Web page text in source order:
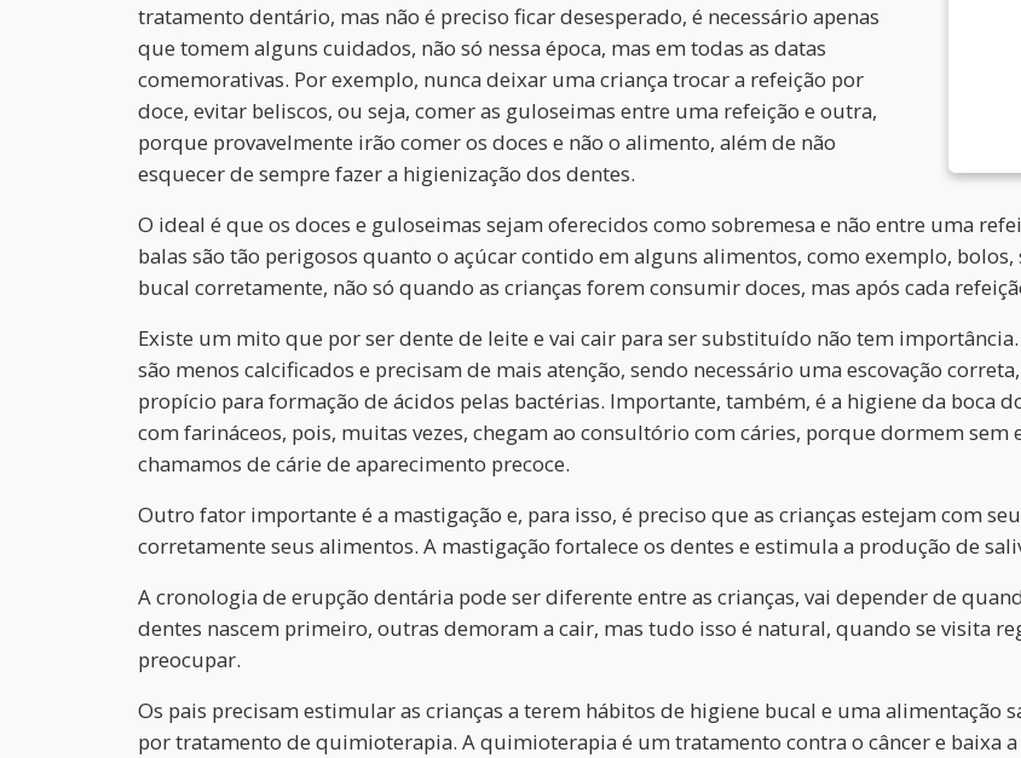
tratamento dentário, mas não é preciso ficar desesperado, é necessário apenas
que tomem alguns cuidados, não só nessa época, mas em todas as datas
comemorativas. Por exemplo, nunca deixar uma criança trocar a refeição por
doce, evitar beliscos, ou seja, comer as guloseimas entre uma refeição e outra,
porque provavelmente irão comer os doces e não o alimento, além de não
esquecer de sempre fazer a higienização dos dentes.
O ideal é que os doces e guloseimas sejam oferecidos como sobremesa e não entre uma
balas são tão perigosos quanto o açúcar contido em alguns alimentos, como exemplo,
bucal corretamente, não só quando as crianças forem consumir doces, mas após cada
Existe um mito que por ser dente de leite e vai cair para ser substituído não tem
são menos calcificados e precisam de mais atenção, sendo necessário uma escovação
propício para formação de ácidos pelas bactérias. Importante, também, é a higiene da boca
com farináceos, pois, muitas vezes, chegam ao consultório com cáries, porque dormem sem
chamamos de cárie de aparecimento precoce.
Outro fator importante é a mastigação e, para isso, é preciso que as crianças estejam com
corretamente seus alimentos. A mastigação fortalece os dentes e estimula a produção de
A cronologia de erupção dentária pode ser diferente entre as crianças, vai depender de
dentes nascem primeiro, outras demoram a cair, mas tudo isso é natural, quando se visita
preocupar.
Os pais precisam estimular as crianças a terem hábitos de higiene bucal e uma alimentação
por tratamento de quimioterapia. A quimioterapia é um tratamento contra o câncer e baixa